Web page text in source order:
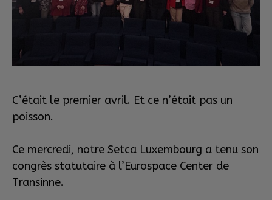
C’était le premier avril. Et ce n’était pas un
poisson.
Ce mercredi, notre Setca Luxembourg a tenu son
congrès statutaire à l’Eurospace Center de
Transinne.